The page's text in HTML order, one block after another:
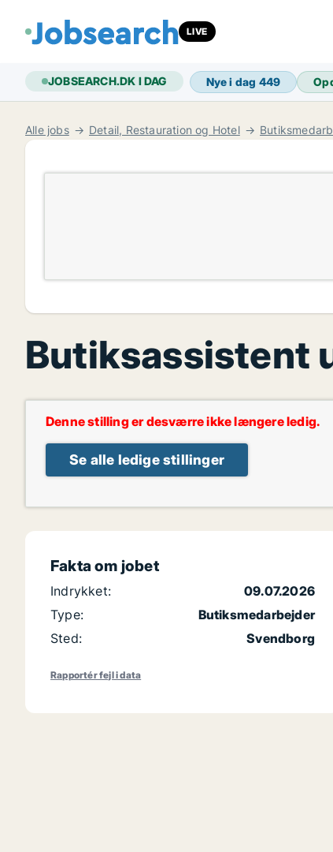
LIVE
JOBSEARCH.DK I DAG Nye i dag 449
Alle jobs Detail, Restauration og Hotel
Butiksassistent
Denne stilling er desværre ikke længere ledig.
Se alle ledige stillinger
Fakta om jobet
Indrykket:
09.07.2026
Type:
Butiksmedarbejder
Sted:
Svendborg
Rapportér fejl i data